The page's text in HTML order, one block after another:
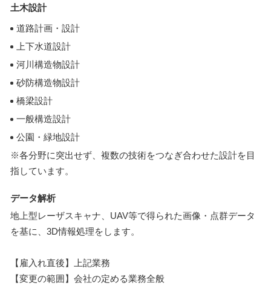
土木設計
道路計画・設計
上下水道設計
河川構造物設計
砂防構造物設計
橋梁設計
一般構造設計
公園・緑地設計
※各分野に突出せず、複数の技術をつなぎ合わせた設計を目
指しています。
データ解析
地上型レーザスキャナ、UAV等で得られた画像・点群データ
を基に、3D情報処理をします。
【雇入れ直後】上記業務
【変更の範囲】会社の定める業務全般